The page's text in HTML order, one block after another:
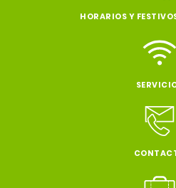
HORARIOS Y